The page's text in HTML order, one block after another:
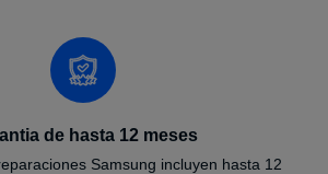
de hasta 12 meses
Samsung incluyen hasta 12